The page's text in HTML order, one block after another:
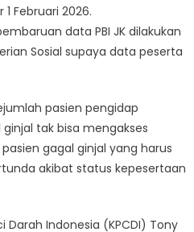
Februari 2026.
data PBI JK dilakukan
Sosial supaya data peserta
pasien pengidap
tak bisa mengakses
gagal ginjal yang harus
akibat status kepesertaan
Darah Indonesia (KPCDI) Tony